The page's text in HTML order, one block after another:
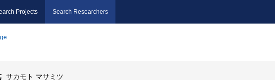
Projects Search Researchers
サカモト マサミツ